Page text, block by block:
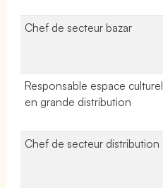
Chef de secteur bazar
Responsable espace culturel
en grande distribution
Chef de secteur distribution